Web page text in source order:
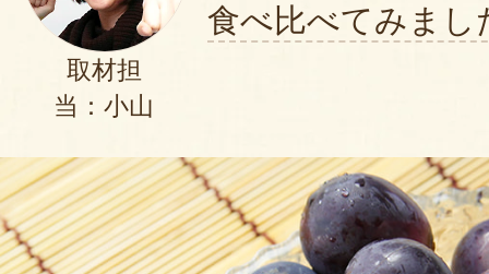
取材担
当：小山
食べ比べてみまし